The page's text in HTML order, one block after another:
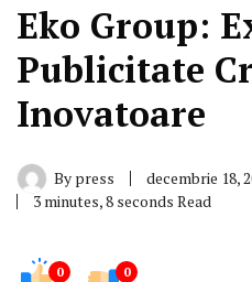
Eko Group:
Publicitate
Inovatoare
By press
decembrie 18,
3 minutes, 8 seconds Read
0 0